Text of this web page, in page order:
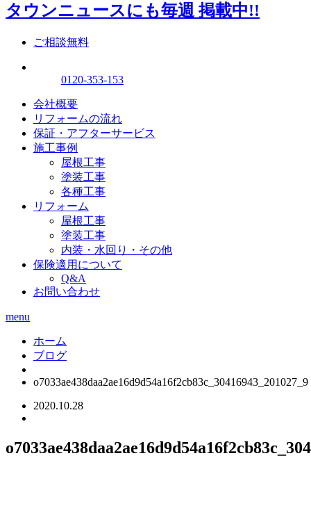
タウンニュースにも毎週 掲載中!!
ご相談無料
0120-353-153
会社概要
リフォームの流れ
保証・アフターサービス
施工事例
屋根工事
塗装工事
各種工事
リフォーム
屋根工事
塗装工事
内装・水回り・その他
保険適用について
Q&A
お問い合わせ
menu
ホーム
ブログ
o7033ae438daa2ae16d9d54a16f2cb83c_30416943_201027_9
2020.10.28